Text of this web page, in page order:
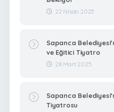
22 Nisan 2025
Sapanca
ve Eğitici Tiyatro
28 Mart 2025
Sapanca
Tiyatrosu